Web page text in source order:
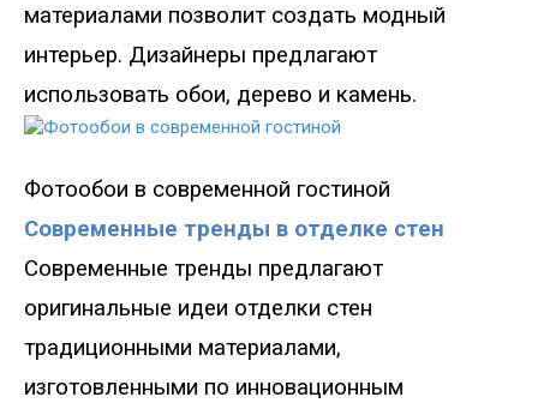
материалами позволит создать модный
интерьер. Дизайнеры предлагают
использовать обои, дерево и камень.
Фотообои в современной гостиной
Современные тренды в отделке стен
Современные тренды предлагают
оригинальные идеи отделки стен
традиционными материалами,
изготовленными по инновационным